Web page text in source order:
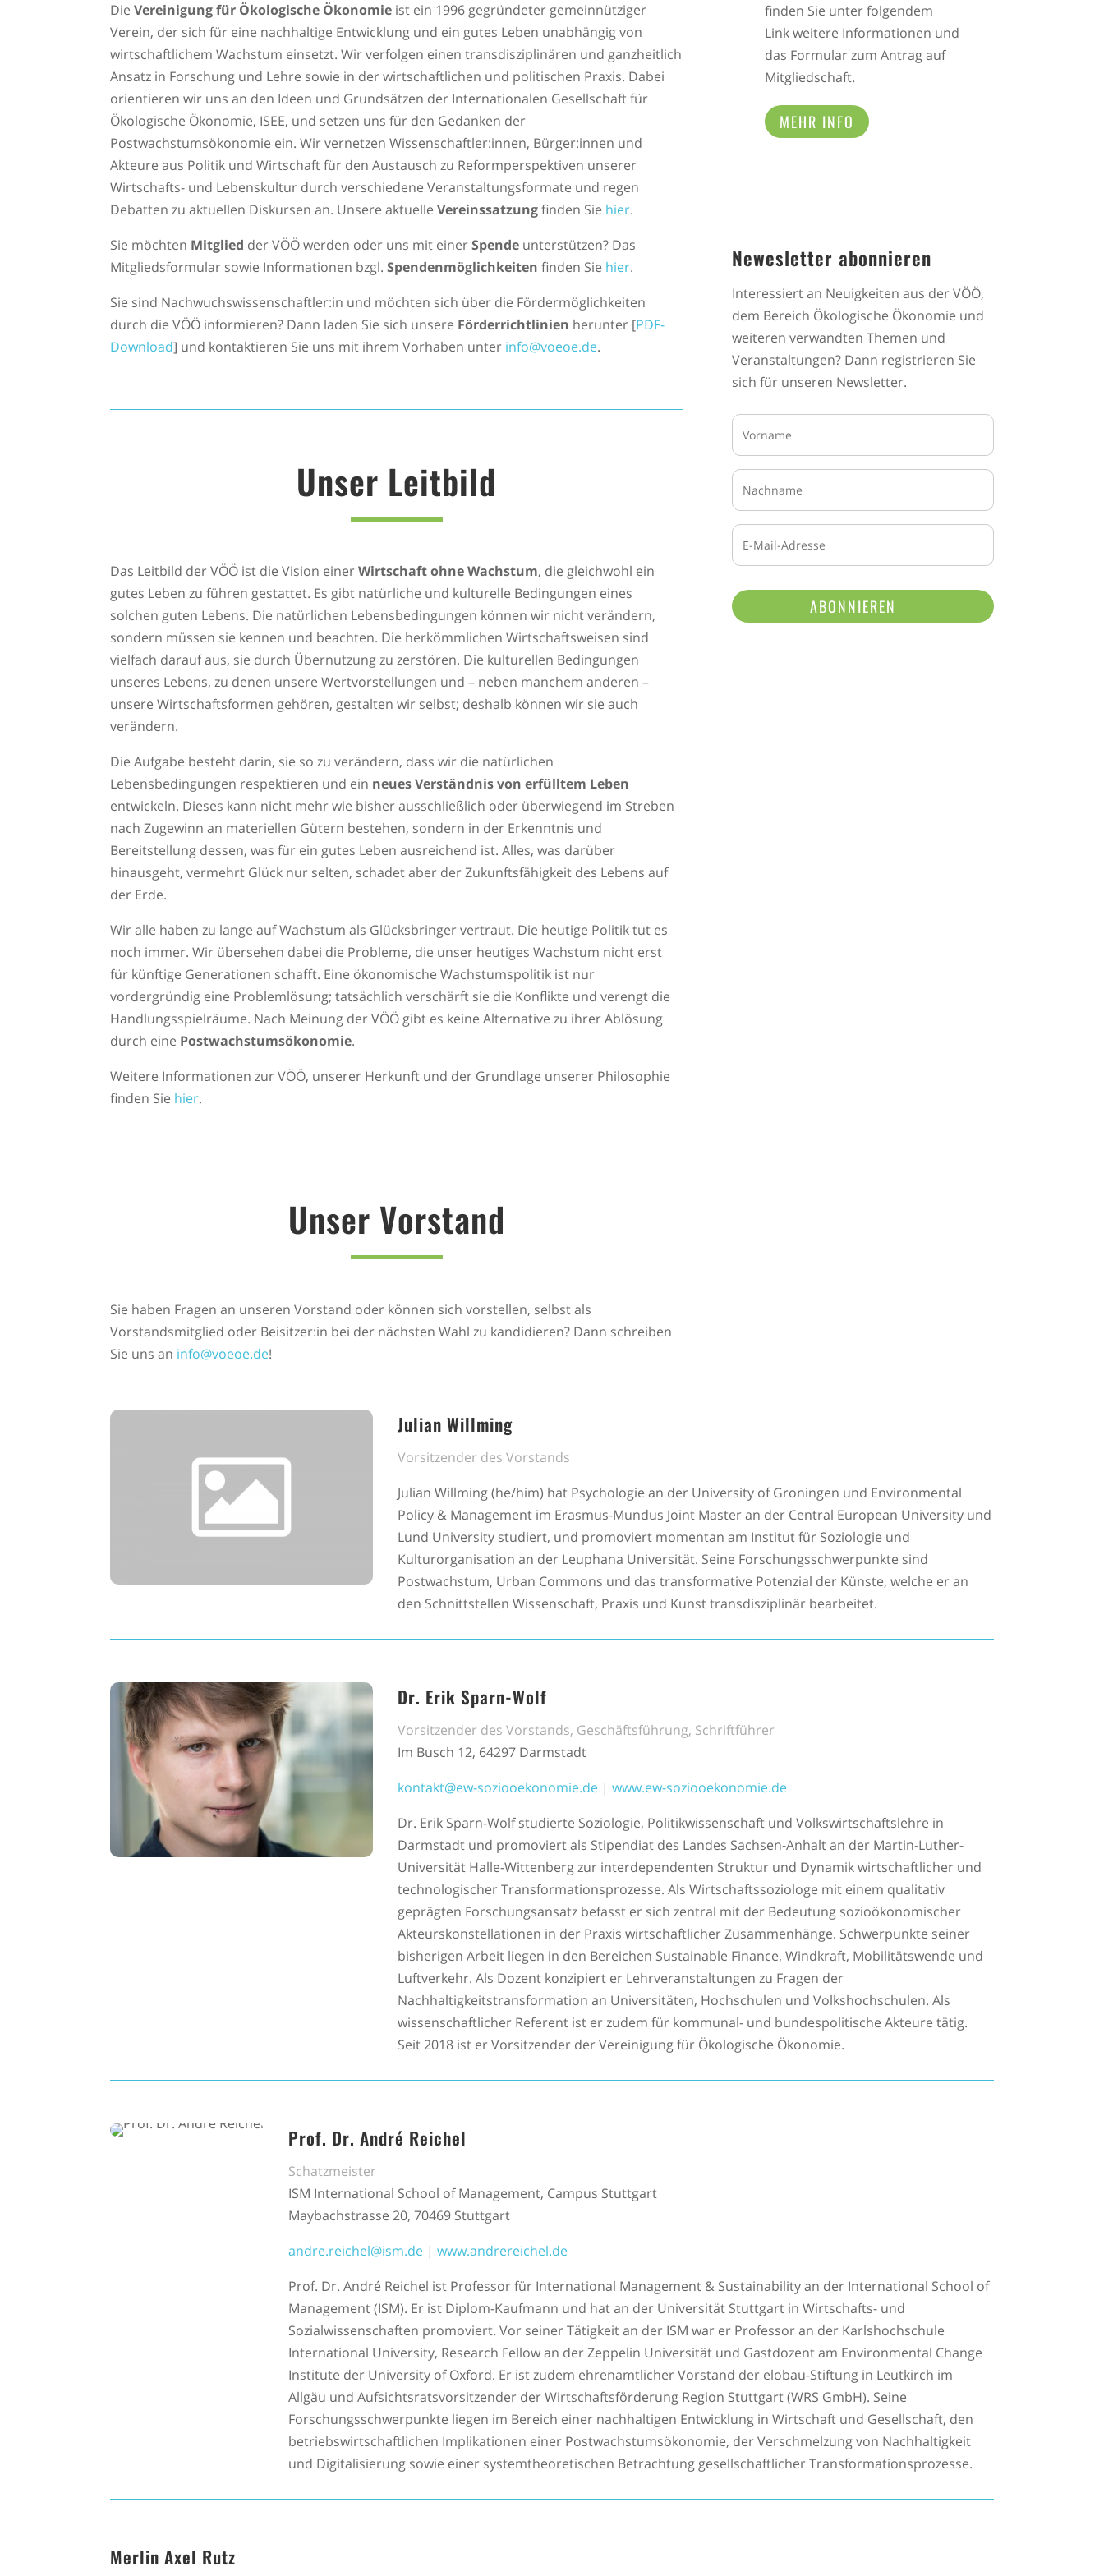
DieVereinigung für Ökologische Ökonomie ist ein 1996 gegründeter gemeinnütziger
Verein, der sich für eine nachhaltige Entwicklung und ein gutes Leben unabhängig von
wirtschaftlichem Wachstum einsetzt. Wir verfolgen einen transdisziplinären und ganzheitlich
Ansatz in Forschung und Lehre sowie in der wirtschaftlichen und politischen Praxis. Dabei
orientieren wir uns an den Ideen und Grundsätzen der Internationalen Gesellschaft für
Ökologische Ökonomie, ISEE, und setzen uns für den Gedanken der
Postwachstumsökonomie ein. Wir vernetzen Wissenschaftler:innen, Bürger:innen und
Akteure aus Politik und Wirtschaft für den Austausch zu Reformperspektiven unserer
Wirtschafts- und Lebenskultur durch verschiedene Veranstaltungsformate und regen
Debatten zu aktuellen Diskursen an. Unsere aktuelleVereinssatzungfinden Sie hier.
Sie möchten Mitglied der VÖÖ werden oder uns mit einerSpende unterstützen? Das
Mitgliedsformular sowie Informationen bzgl.Spendenmöglichkeiten finden Sie hier.
Sie sind Nachwuchswissenschaftler:in und möchten sich über die Fördermöglichkeiten
durch die VÖÖ informieren? Dann laden Sie sich unsere Förderrichtlinien herunter [PDF-
Download] und kontaktieren Sie uns mit ihrem Vorhaben unter info@voeoe.de.
Unser Leitbild
Das Leitbild der VÖÖ ist die Vision einerWirtschaft ohne Wachstum, die gleichwohl ein
gutes Leben zu führen gestattet. Es gibt natürliche und kulturelle Bedingungen eines
solchen guten Lebens. Die natürlichen Lebensbedingungen können wir nicht verändern,
sondern müssen sie kennen und beachten. Die herkömmlichen Wirtschaftsweisen sind
vielfach darauf aus, sie durch Übernutzung zu zerstören. Die kulturellen Bedingungen
unseres Lebens, zu denen unsere Wertvorstellungen und – neben manchem anderen –
unsere Wirtschaftsformen gehören, gestalten wir selbst; deshalb können wir sie auch
verändern.
Die Aufgabe besteht darin, sie so zu verändern, dass wir die natürlichen
Lebensbedingungen respektieren und ein neues Verständnis von erfülltem Leben
entwickeln. Dieses kann nicht mehr wie bisher ausschließlich oder überwiegend im Streben
nach Zugewinn an materiellen Gütern bestehen, sondern in der Erkenntnis und
Bereitstellung dessen, was für ein gutes Leben ausreichend ist. Alles, was darüber
hinausgeht, vermehrt Glück nur selten, schadet aber der Zukunftsfähigkeit des Lebens auf
der Erde.
Wir alle haben zu lange auf Wachstum als Glücksbringer vertraut. Die heutige Politik tut es
noch immer. Wir übersehen dabei die Probleme, die unser heutiges Wachstum nicht erst
für künftige Generationen schafft. Eine ökonomische Wachstumspolitik ist nur
vordergründig eine Problemlösung; tatsächlich verschärft sie die Konflikte und verengt die
Handlungsspielräume. Nach Meinung der VÖÖ gibt es keine Alternative zu ihrer Ablösung
durch eine Postwachstumsökonomie.
Weitere Informationen zur VÖÖ, unserer Herkunft und der Grundlage unserer Philosophie
finden Sie hier.
Unser Vorstand
Sie haben Fragen an unseren Vorstand oder können sich vorstellen, selbst als
Vorstandsmitglied oder Beisitzer:in bei der nächsten Wahl zu kandidieren? Dann schreiben
Sie uns an info@voeoe.de!
finden Sie unter folgendem
Link weitere Informationen und
das Formular zum Antrag auf
Mitgliedschaft.
MEHR INFO
Newesletter abonnieren
Interessiert an Neuigkeiten aus der VÖÖ,
dem Bereich Ökologische Ökonomie und
weiteren verwandten Themen und
Veranstaltungen? Dann registrieren Sie
sich für unseren Newsletter.
ABONNIEREN
Julian Willming
Vorsitzender des Vorstands
Julian Willming (he/him) hat Psychologie an der University of Groningen und Environmental
Policy & Management im Erasmus-Mundus Joint Master an der Central European University und
Lund University studiert, und promoviert momentan am Institut für Soziologie und
Kulturorganisation an der Leuphana Universität. Seine Forschungsschwerpunkte sind
Postwachstum, Urban Commons und das transformative Potenzial der Künste, welche er an
den Schnittstellen Wissenschaft, Praxis und Kunst transdisziplinär bearbeitet.
Dr. Erik Sparn-Wolf
Vorsitzender des Vorstands, Geschäftsführung, Schriftführer
Im Busch 12, 64297 Darmstadt
kontakt@ew-soziooekonomie.de |www.ew-soziooekonomie.de
Dr. Erik Sparn-Wolf studierte Soziologie, Politikwissenschaft und Volkswirtschaftslehre in
Darmstadt und promoviert als Stipendiat des Landes Sachsen-Anhalt an der Martin-Luther-
Universität Halle-Wittenberg zur interdependenten Struktur und Dynamik wirtschaftlicher und
technologischer Transformationsprozesse. Als Wirtschaftssoziologe mit einem qualitativ
geprägten Forschungsansatz befasst er sich zentral mit der Bedeutung sozioökonomischer
Akteurskonstellationen in der Praxis wirtschaftlicher Zusammenhänge. Schwerpunkte seiner
bisherigen Arbeit liegen in den Bereichen Sustainable Finance, Windkraft, Mobilitätswende und
Luftverkehr. Als Dozent konzipiert er Lehrveranstaltungen zu Fragen der
Nachhaltigkeitstransformation an Universitäten, Hochschulen und Volkshochschulen. Als
wissenschaftlicher Referent ist er zudem für kommunal- und bundespolitische Akteure tätig.
Seit 2018 ist er Vorsitzender der Vereinigung für Ökologische Ökonomie.
Prof. Dr. André Reichel
Schatzmeister
ISM International School of Management, Campus Stuttgart
Maybachstrasse 20, 70469 Stuttgart
andre.reichel@ism.de |www.andrereichel.de
Prof. Dr. André Reichel ist Professor für International Management & Sustainability an der International School of
Management (ISM). Er ist Diplom-Kaufmann und hat an der Universität Stuttgart in Wirtschafts- und
Sozialwissenschaften promoviert. Vor seiner Tätigkeit an der ISM war er Professor an der Karlshochschule
International University, Research Fellow an der Zeppelin Universität und Gastdozent am Environmental Change
Institute der University of Oxford. Er ist zudem ehrenamtlicher Vorstand der elobau-Stiftung in Leutkirch im
Allgäu und Aufsichtsratsvorsitzender der Wirtschaftsförderung Region Stuttgart (WRS GmbH). Seine
Forschungsschwerpunkte liegen im Bereich einer nachhaltigen Entwicklung in Wirtschaft und Gesellschaft, den
betriebswirtschaftlichen Implikationen einer Postwachstumsökonomie, der Verschmelzung von Nachhaltigkeit
und Digitalisierung sowie einer systemtheoretischen Betrachtung gesellschaftlicher Transformationsprozesse.
Merlin Axel Rutz